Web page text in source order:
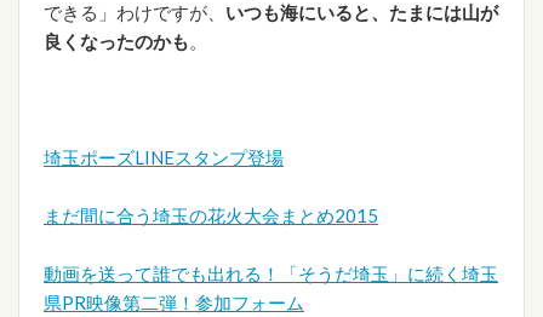
できる」わけですが、 いつも海にいると、たまには山が
良くなったのかも。
埼玉ポーズLINEスタンプ登場
まだ間に合う埼玉の花火大会まとめ2015
動画を送って誰でも出れる！「そうだ埼玉」に続く埼玉
県PR映像第二弾！参加フォーム